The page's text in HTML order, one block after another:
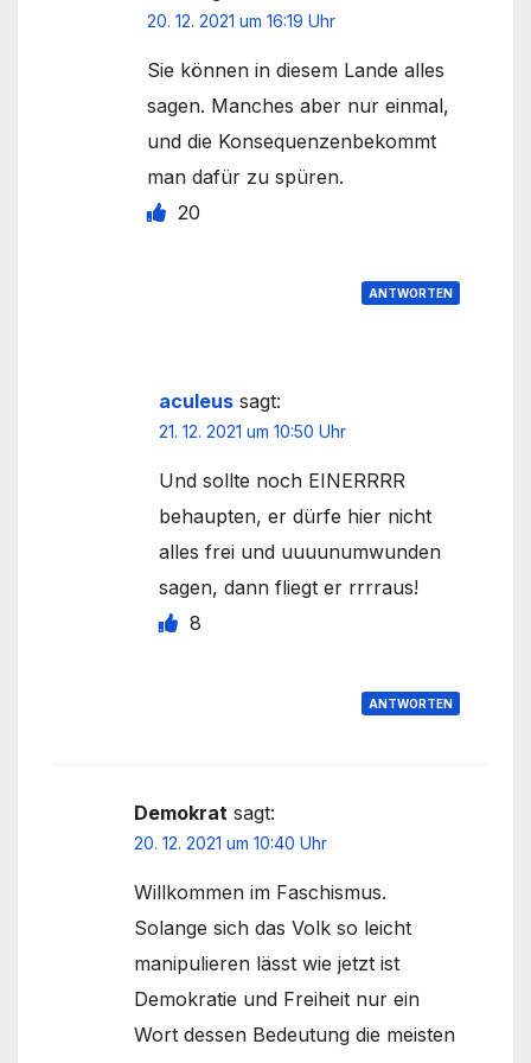
20. 12. 2021 um 16:19 Uhr
Sie können in diesem Lande alles
sagen. Manches aber nur einmal,
und die Konsequenzenbekommt
man dafür zu spüren.
20
ANTWORTEN
aculeus sagt:
21. 12. 2021 um 10:50 Uhr
Und sollte noch EINERRRR
behaupten, er dürfe hier nicht
alles frei und uuuunumwunden
sagen, dann fliegt er rrrraus!
8
ANTWORTEN
Demokrat sagt:
20. 12. 2021 um 10:40 Uhr
Willkommen im Faschismus.
Solange sich das Volk so leicht
manipulieren lässt wie jetzt ist
Demokratie und Freiheit nur ein
Wort dessen Bedeutung die meisten